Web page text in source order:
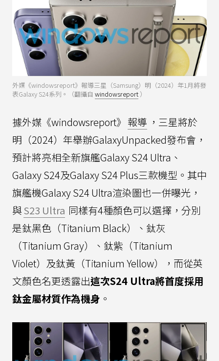
外媒《windowsreport》報導三星（Samsung）明（2024）年1月將發
表Galaxy S24系列。（翻攝自 windowsreport ）
據外媒《windowsreport》 報導 ，三星將於
明（2024）年舉辦GalaxyUnpacked發布會，
預計將亮相全新旗艦Galaxy S24 Ultra、
Galaxy S24及Galaxy S24 Plus三款機型。其中
旗艦機Galaxy S24 Ultra渲染圖也一併曝光，
與S23 Ultra 同樣有4種顏色可以選擇，分別
是鈦黑色（Titanium Black）、鈦灰
（Titanium Gray）、鈦紫（Titanium
Violet）及鈦黃（Titanium Yellow），而從英
文顏色名更透露出這次S24 Ultra將首度採用
鈦金屬材質作為機身 。